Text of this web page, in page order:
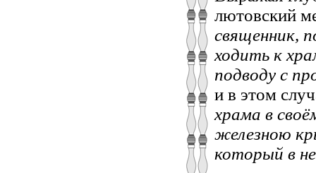
лютовский
священник,
ходить к
подводу с
и в этом
храма в
железною
который в